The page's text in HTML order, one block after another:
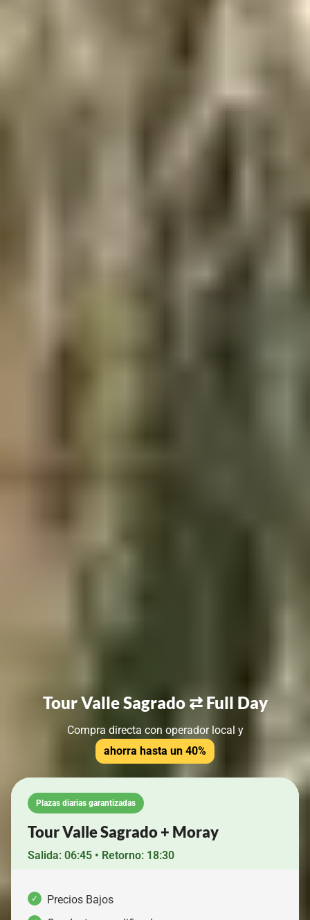
Tour Valle Sagrado ⇄ Full Day
Compra directa con operador local y
ahorra hasta un 40%
Plazas diarias garantizadas
Tour Valle Sagrado + Moray
Salida: 06:45 • Retorno: 18:30
Precios Bajos